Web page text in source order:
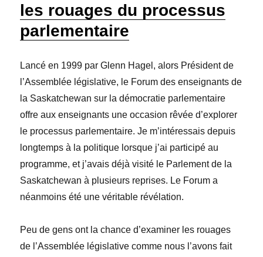
les rouages du processus
parlementaire
Lancé en 1999 par Glenn Hagel, alors Président de
l’Assemblée législative, le Forum des enseignants de
la Saskatchewan sur la démocratie parlementaire
offre aux enseignants une occasion rêvée d’explorer
le processus parlementaire. Je m’intéressais depuis
longtemps à la politique lorsque j’ai participé au
programme, et j’avais déjà visité le Parlement de la
Saskatchewanà plusieurs reprises. Le Forum a
néanmoins été une véritable révélation.
Peu de gens ont la chance d’examiner les rouages
de l’Assemblée législative comme nous l’avons fait